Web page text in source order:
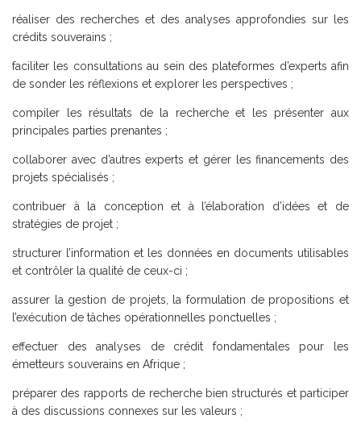
réaliser des recherches et des analyses approfondies sur les
crédits souverains ;
faciliter les consultations au sein des plateformes d’experts afin
de sonder les réflexions et explorer les perspectives ;
compiler les résultats de la recherche et les présenter aux
principales parties prenantes ;
collaborer avec d’autres experts et gérer les financements des
projets spécialisés ;
contribuer à la conception et à l’élaboration d’idées et de
stratégies de projet ;
structurer l’information et les données en documents utilisables
et contrôler la qualité de ceux-ci ;
assurer la gestion de projets, la formulation de propositions et
l’exécution de tâches opérationnelles ponctuelles ;
effectuer des analyses de crédit fondamentales pour les
émetteurs souverains en Afrique ;
préparer des rapports de recherche bien structurés et participer
à des discussions connexes sur les valeurs ;